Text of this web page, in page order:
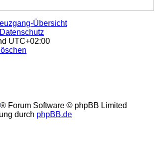
Übersicht
UTC+02:00
® Forum Software © phpBB Limited
durch phpBB.de